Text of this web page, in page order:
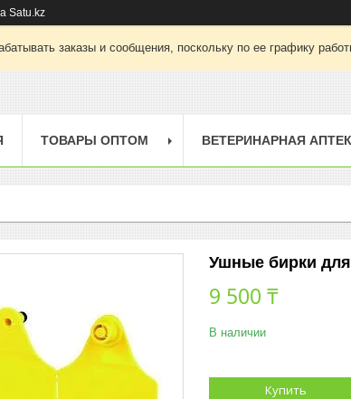
Satu.kz
заказы и сообщения, поскольку по ее графику
ТОВАРЫ ОПТОМ ВЕТЕРИНАРНАЯ
Ушные бирки
9 500 ₸
В наличии
Купить